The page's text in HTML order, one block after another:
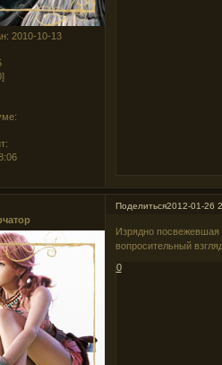
: 2010-10-13
Поделиться2012-01-26
Изрядно посвежевшая
вопросительный
0